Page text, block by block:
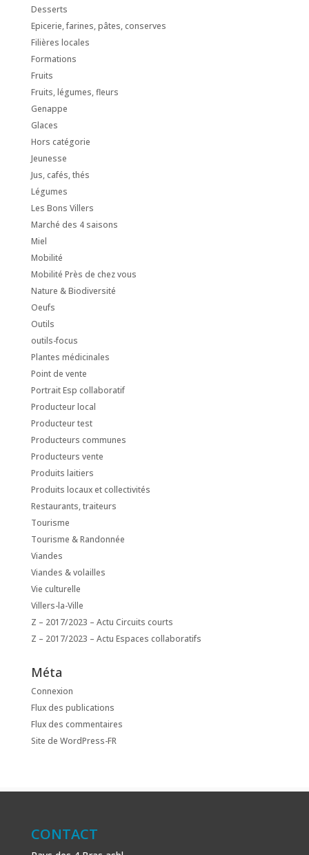
Desserts
Epicerie, farines, pâtes, conserves
Filières locales
Formations
Fruits
Fruits, légumes, fleurs
Genappe
Glaces
Hors catégorie
Jeunesse
Jus, cafés, thés
Légumes
Les Bons Villers
Marché des 4 saisons
Miel
Mobilité
Mobilité Près de chez vous
Nature & Biodiversité
Oeufs
Outils
outils-focus
Plantes médicinales
Point de vente
Portrait Esp collaboratif
Producteur local
Producteur test
Producteurs communes
Producteurs vente
Produits laitiers
Produits locaux et collectivités
Restaurants, traiteurs
Tourisme
Tourisme & Randonnée
Viandes
Viandes & volailles
Vie culturelle
Villers-la-Ville
Z – 2017/2023 – Actu Circuits courts
Z – 2017/2023 – Actu Espaces collaboratifs
Méta
Connexion
Flux des publications
Flux des commentaires
Site de WordPress-FR
CONTACT